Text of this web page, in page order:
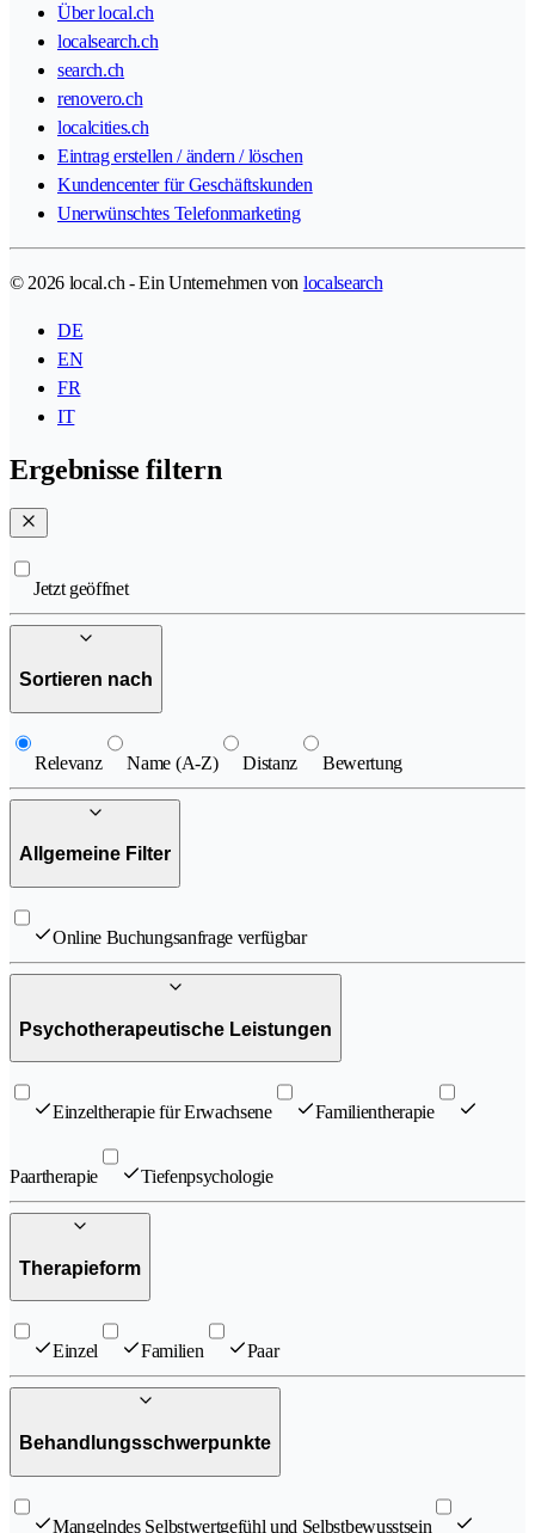
Über local.ch
localsearch.ch
search.ch
renovero.ch
localcities.ch
Eintrag erstellen / ändern / löschen
Kundencenter für Geschäftskunden
Unerwünschtes Telefonmarketing
© 2026 local.ch - Ein Unternehmen von localsearch
DE
EN
FR
IT
Ergebnisse filtern
Jetzt geöffnet
Sortieren nach
Relevanz Name (A-Z) Distanz Bewertung
Allgemeine Filter
Online Buchungsanfrage verfügbar
Psychotherapeutische Leistungen
Einzeltherapie für Erwachsene Familientherapie​
Paartherapie Tiefenpsychologie
Therapieform
Einzel Familien Paar
Behandlungsschwerpunkte
Mangelndes Selbstwertgefühl und Selbstbewusstsein